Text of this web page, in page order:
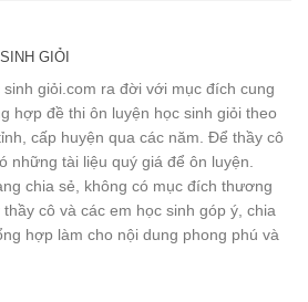
GIỎI
giỏi.com ra đời với mục đích cung
hợp đề thi ôn luyện học sinh giỏi theo
cấp huyện qua các năm. Để thầy cô
những tài liệu quý giá để ôn luyện.
chia sẻ, không có mục đích thương
cô và các em học sinh góp ý, chia
hợp làm cho nội dung phong phú và